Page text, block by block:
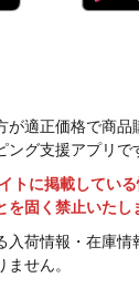
が適正価格で商品
グ支援アプリで
トに掲載してい
固く禁止いたし
入荷情報・在庫情
せん。